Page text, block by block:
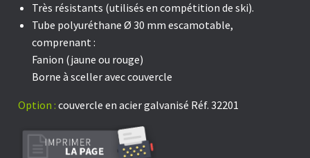
Très résistants (utilisés en compétition de ski).
Tube polyuréthane Ø 30 mm escamotable,
comprenant :
Fanion (jaune ou rouge)
Borne à sceller avec couvercle
Option : couvercle en acier galvanisé Réf. 32201